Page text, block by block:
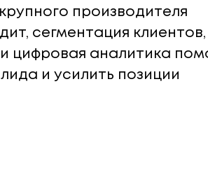
производителя
сегментация клиентов,
цифровая аналитика
и усилить позиции